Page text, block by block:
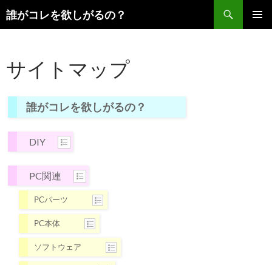
コ
ン
ツ
ス
誰がコレを欲しがるの？
検
索
サイトマップ
誰がコレを欲しがるの？
DIY
PC関連
PCパーツ
PC本体
ソフトウェア